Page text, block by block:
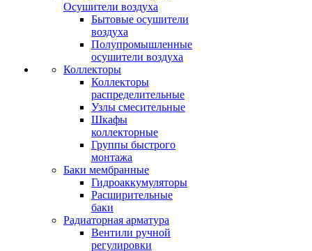
Осушители воздуха
Бытовые осушители
воздуха
Полупромышленные
осушители воздуха
Коллекторы
Коллекторы
распределительные
Узлы смесительные
Шкафы
коллекторные
Группы быстрого
монтажа
Баки мембранные
Гидроаккумуляторы
Расширительные
баки
Радиаторная арматура
Вентили ручной
регулировки